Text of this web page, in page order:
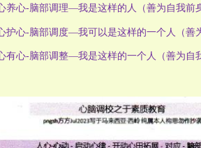
心-脑部调理—我是这样的人（善为自我前
心-脑部调度—我可以是这样的一个人（善
心-脑部调整—我是这样的一个人（善为自